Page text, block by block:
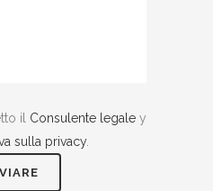
il Consulente legaley
sulla privacy.